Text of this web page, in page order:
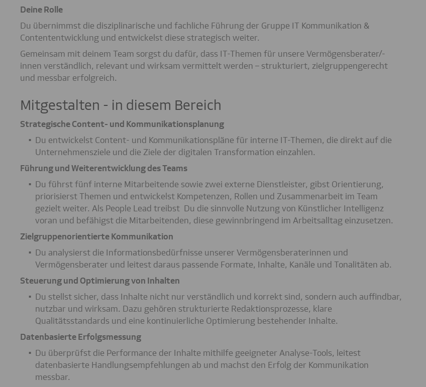
Deine Rolle
Du übernimmst die disziplinarische und fachliche Führung der Gruppe IT Kommunikation &
Contententwicklung und entwickelst diese strategisch weiter.
Gemeinsam mit deinem Team sorgst du dafür, dass IT-Themen für unsere Vermögensberater/-
innen verständlich, relevant und wirksam vermittelt werden – strukturiert, zielgruppengerecht
und messbar erfolgreich.
Mitgestalten - in diesem Bereich
Strategische Content- und Kommunikationsplanung
Du entwickelst Content- und Kommunikationspläne für interne IT-Themen, die direkt auf die
Unternehmensziele und die Ziele der digitalen Transformation einzahlen.
Führung und Weiterentwicklung des Teams
Du führst fünf interne Mitarbeitende sowie zwei externe Dienstleister, gibst Orientierung,
priorisierst Themen und entwickelst Kompetenzen, Rollen und Zusammenarbeit im Team
gezielt weiter. Als People Lead treibst Du die sinnvolle Nutzung von Künstlicher Intelligenz
voran und befähigst die Mitarbeitenden, diese gewinnbringend im Arbeitsalltag einzusetzen.
Zielgruppenorientierte Kommunikation
Du analysierst die Informationsbedürfnisse unserer Vermögensberaterinnen und
Vermögensberater und leitest daraus passende Formate, Inhalte, Kanäle und Tonalitäten ab.
Steuerung und Optimierung von Inhalten
Du stellst sicher, dass Inhalte nicht nur verständlich und korrekt sind, sondern auch auffindbar,
nutzbar und wirksam. Dazu gehören strukturierte Redaktionsprozesse, klare
Qualitätsstandards und eine kontinuierliche Optimierung bestehender Inhalte.
Datenbasierte Erfolgsmessung
Du überprüfst die Performance der Inhalte mithilfe geeigneter Analyse-Tools, leitest
datenbasierte Handlungsempfehlungen ab und machst den Erfolg der Kommunikation
messbar.